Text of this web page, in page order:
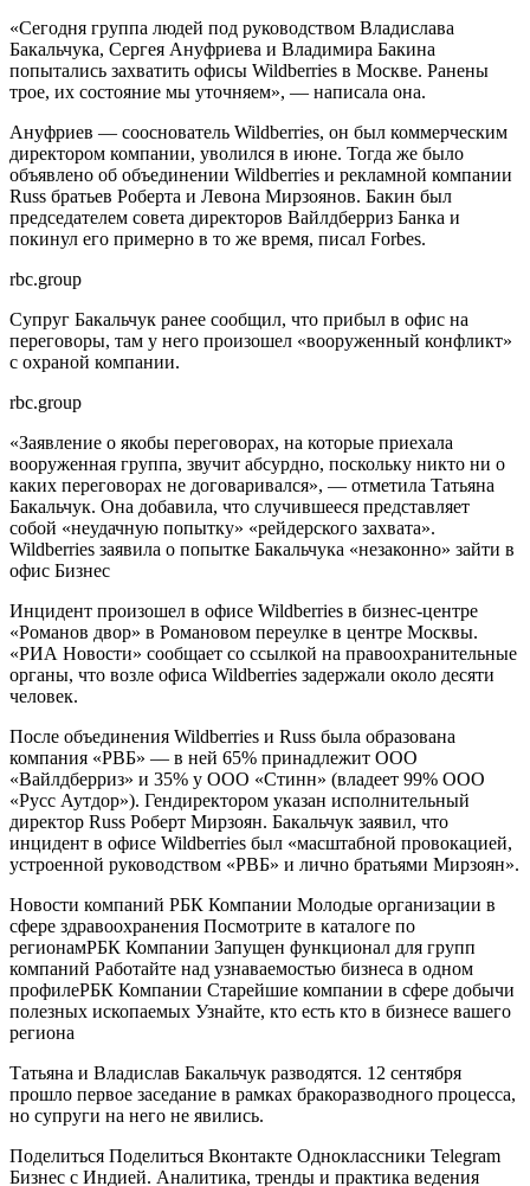
«Сегодня группа людей под руководством Владислава
Бакальчука, Сергея Ануфриева и Владимира Бакина
попытались захватить офисы Wildberries в Москве. Ранены
трое, их состояние мы уточняем», — написала она.
Ануфриев — сооснователь Wildberries, он был коммерческим
директором компании, уволился в июне. Тогда же было
объявлено об объединении Wildberries и рекламной компании
Russ братьев Роберта и Левона Мирзоянов. Бакин был
председателем совета директоров Вайлдберриз Банка и
покинул его примерно в то же время, писал Forbes.
rbc.group
Супруг Бакальчук ранее сообщил, что прибыл в офис на
переговоры, там у него произошел «вооруженный конфликт»
с охраной компании.
rbc.group
«Заявление о якобы переговорах, на которые приехала
вооруженная группа, звучит абсурдно, поскольку никто ни о
каких переговорах не договаривался», — отметила Татьяна
Бакальчук. Она добавила, что случившееся представляет
собой «неудачную попытку» «рейдерского захвата».
Wildberries заявила о попытке Бакальчука «незаконно» зайти в
офис Бизнес
Инцидент произошел в офисе Wildberries в бизнес-центре
«Романов двор» в Романовом переулке в центре Москвы.
«РИА Новости» сообщает со ссылкой на правоохранительные
органы, что возле офиса Wildberries задержали около десяти
человек.
После объединения Wildberries и Russ была образована
компания «РВБ» — в ней 65% принадлежит ООО
«Вайлдберриз» и 35% у ООО «Стинн» (владеет 99% ООО
«Русс Аутдор»). Гендиректором указан исполнительный
директор Russ Роберт Мирзоян. Бакальчук заявил, что
инцидент в офисе Wildberries был «масштабной провокацией,
устроенной руководством «РВБ» и лично братьями Мирзоян».
Новости компаний РБК Компании Молодые организации в
сфере здравоохранения Посмотрите в каталоге по
регионамРБК Компании Запущен функционал для групп
компаний Работайте над узнаваемостью бизнеса в одном
профилеРБК Компании Старейшие компании в сфере добычи
полезных ископаемых Узнайте, кто есть кто в бизнесе вашего
региона
Татьяна и Владислав Бакальчук разводятся. 12 сентября
прошло первое заседание в рамках бракоразводного процесса,
но супруги на него не явились.
Поделиться Поделиться Вконтакте Одноклассники Telegram
Бизнес с Индией. Аналитика, тренды и практика ведения